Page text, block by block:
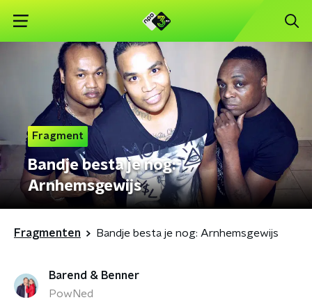
Fragment
Bandje besta je nog:
Arnhemsgewijs
Fragmenten Bandje besta je nog: Arnhemsgewijs
Barend & Benner
PowNed